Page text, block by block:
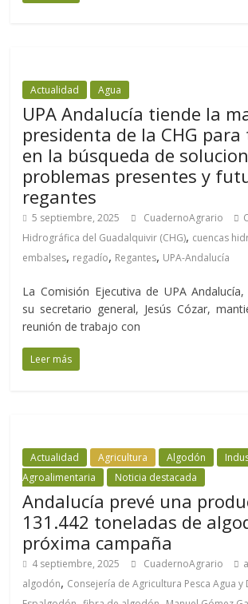
Actualidad Agua
UPA Andalucía tiende la
presidenta de la CHG
en la búsqueda de
problemas presentes y
regantes
5 septiembre, 2025 CuadernoAgrario
Hidrográfica del Guadalquivir (CHG), cuencas
embalses, regadío, Regantes, UPA-Andalucía
La Comisión Ejecutiva de UPA
su secretario general, Jesús Cózar,
reunión de trabajo con
Leer más
Actualidad Agricultura Algodón
Agroalimentaria
Noticia destacada
Andalucía prevé una
131.442 toneladas de
próxima campaña
4 septiembre, 2025 CuadernoAgrario
algodón, Consejería de Agricultura Pesca Agua y